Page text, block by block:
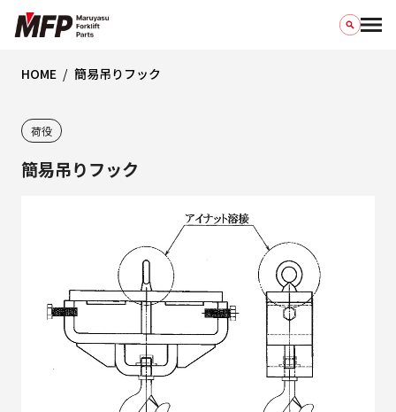
HOME 簡易吊りフック
荷役
簡易吊りフック